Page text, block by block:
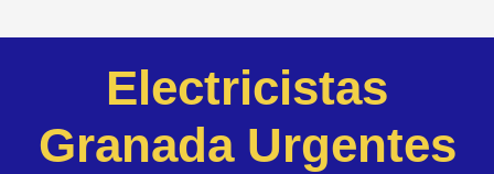
relación
cualquier
Electricistas
Granada Urgentes